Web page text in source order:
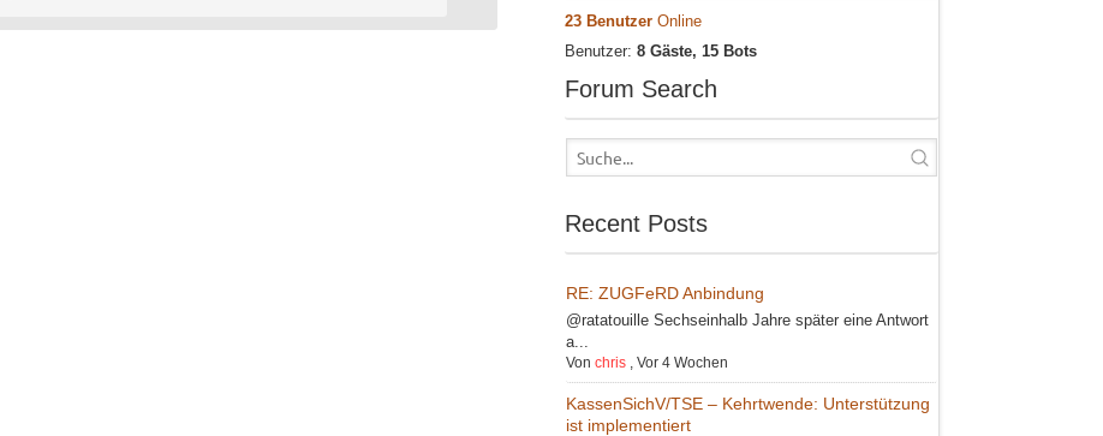
23 Benutzer Online
Benutzer:8 Gäste, 15 Bots
Forum Search
Recent Posts
RE: ZUGFeRD Anbindung
@ratatouille Sechseinhalb Jahre später eine Antwort
a...
Vonchris ,Vor 4 Wochen
KassenSichV/TSE – Kehrtwende: Unterstützung
ist implementiert